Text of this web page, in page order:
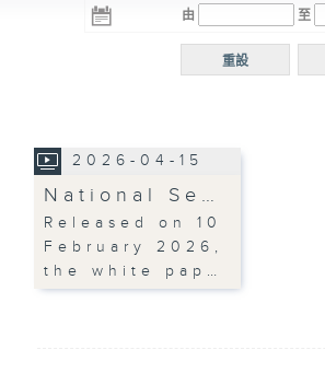
電台 電台
R5
電台
普通
由 至
重設
2026-04-15
National Se…
Released on 10
February 2026,
the white pap…